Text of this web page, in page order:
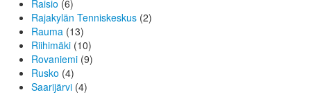
Raisio (6)
Rajakylän Tenniskeskus (2)
Rauma (13)
Riihimäki (10)
Rovaniemi (9)
Rusko (4)
Saarijärvi (4)